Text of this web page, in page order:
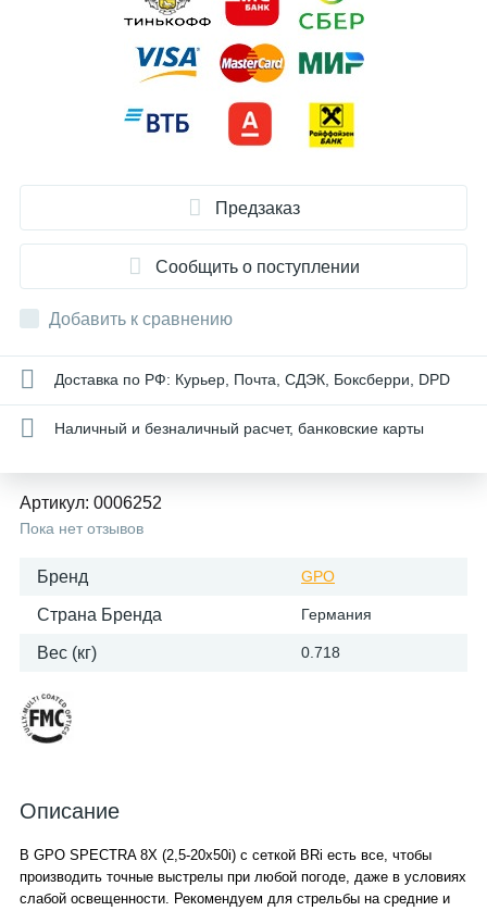
Предзаказ
Сообщить о поступлении
Добавить к сравнению
Доставка по РФ: Курьер, Почта, СДЭК, Боксберри, DPD
Наличный и безналичный расчет, банковские карты
Артикул: 0006252
Пока нет отзывов
Бренд GPO
Страна Бренда Германия
Вес (кг) 0.718
Описание
В GPO SPECTRA 8X (2,5-20x50i) с сеткой BRi есть все, чтобы
производить точные выстрелы при любой погоде, даже в условиях
слабой освещенности. Рекомендуем для стрельбы на средние и